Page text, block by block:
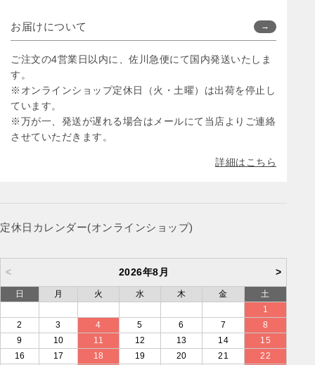
お届けについて
ご注文の4営業日以内に、佐川急便にて国内発送いたしま
す。
※オンラインショップ定休日（火・土曜）は出荷を停止し
ています。
※万が一、発送が遅れる場合はメールにて当店よりご連絡
させていただきます。
詳細はこちら
定休日カレンダー(オンラインショップ)
< 2026年8月 >
日 月 火 水 木 金
土
1
2
3 4 5 6 7
8
9
10 11 12 13 14
15
16
17 18 19 20 21
22